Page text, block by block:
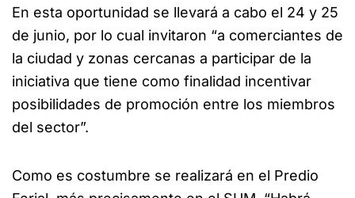
En esta oportunidad se llevará a cabo el 24 y 25
de junio, por lo cual invitaron “a comerciantes de
la ciudad y zonas cercanas a participar de la
iniciativa que tiene como finalidad incentivar
posibilidades de promoción entre los miembros
del sector”.
Como es costumbre se realizará en el Predio